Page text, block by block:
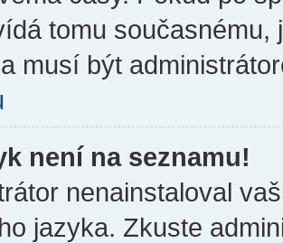
tomu
musí být
není na seznamu!
nenainstaloval
jazyka. Zkuste